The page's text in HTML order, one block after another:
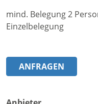
mind. Belegung 2
Einzelbelegung
ANFRAGEN